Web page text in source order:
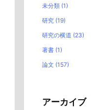
未分類 (1)
研究 (19)
研究の横道 (23)
著書 (1)
論文 (157)
アーカイブ